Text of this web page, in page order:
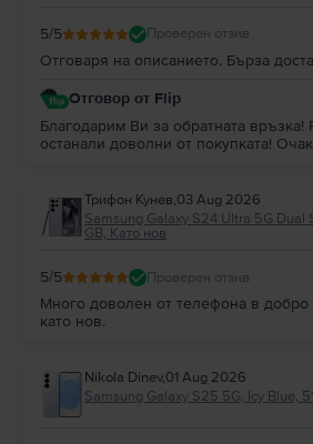
5/5 Проверен отзив
Отговаря на описанието. Бърза
Отговор от Flip
Благодарим Ви за обратната връзка!
останали доволни от покупката!
Трифон Кунев,03 Aug 2026
Samsung Galaxy S24 Ultra 5G Dual
GB, Като нов
5/5 Проверен отзив
Много доволен от телефона в добро
като нов.
Nikola Dinev,01 Aug 2026
Samsung Galaxy S25 5G, Icy Blue,